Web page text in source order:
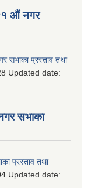
औं नगर
सभाका प्रस्ताव तथा
Updated date:
सभाका
प्रस्ताव तथा
Updated date: